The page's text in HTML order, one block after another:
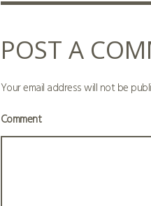
POST A
Your email address will not be
Comment